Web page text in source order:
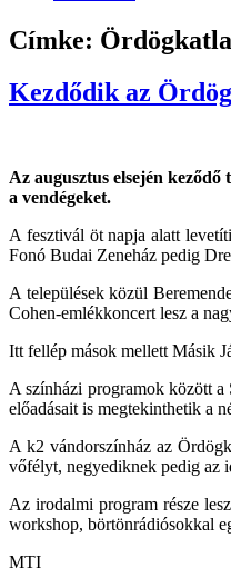
Címke:
Kezdődik az
Az augusztus elsején
a vendégeket.
A fesztivál öt napja alatt
Fonó Budai Zeneház pedig
A települések közül
Cohen-emlékkoncert lesz a
Itt fellép mások mellett Másik
A színházi programok között
előadásait is megtekinthetik a
A k2 vándorszínház az
vőfélyt, negyediknek pedig az
Az irodalmi program része
workshop, börtönrádiósokkal
MTI